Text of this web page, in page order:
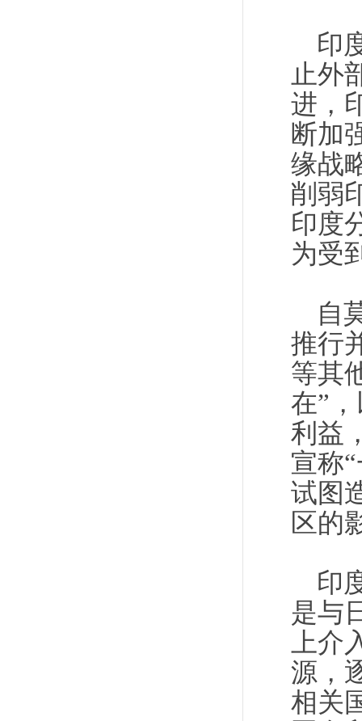
印
止外
进，
断加
缘战
削弱
印度
为受
自
推行
等其
在”
利益
宣称
试图
区的
印
是与
上
源，
相关